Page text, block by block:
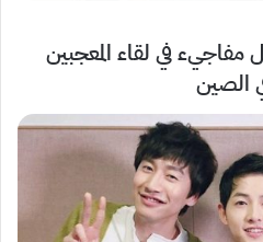
في لقاء المعجبين
الصين